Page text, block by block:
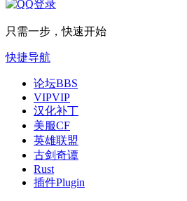
只需一步，快速开始
快捷导航
论坛BBS
VIPVIP
汉化补丁
美服CF
英雄联盟
古剑奇谭
Rust
插件Plugin